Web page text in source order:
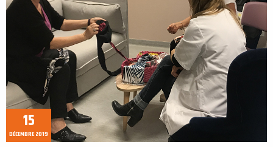
15
DÉCEMBRE 2019